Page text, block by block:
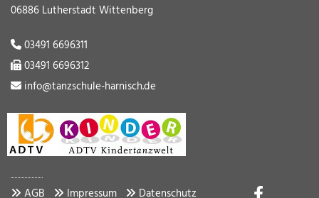
06886 Lutherstadt Wittenberg
 03491 6696311
 03491 6696312
 info@tanzschule-harnisch.de
 AGB  Impressum  Datenschutz